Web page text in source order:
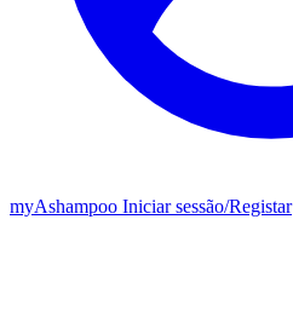
myAshampoo Iniciar sessão/Registar